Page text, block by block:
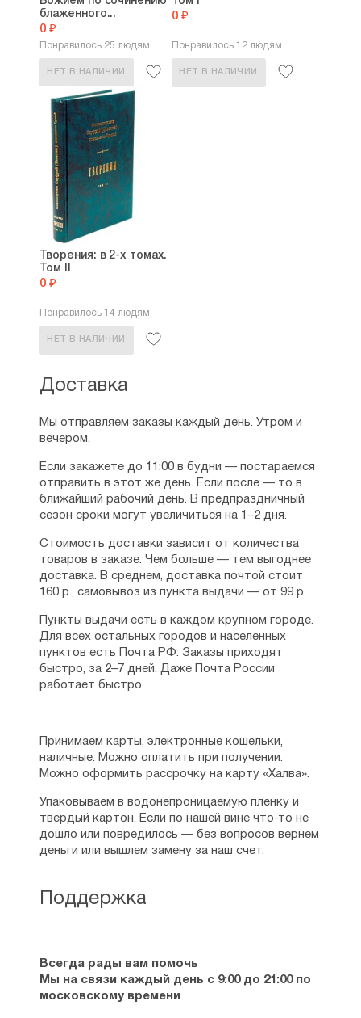
блаженного...
0 ₽
Понравилось 25 людям
НЕТ В НАЛИЧИИ
0 ₽
Понравилось 12 людям
НЕТ В НАЛИЧИИ
Творения: в 2-х томах.
Том II
0 ₽
Понравилось 14 людям
НЕТ В НАЛИЧИИ
Поддержка
Всегда рады вам помочь
Мы на связи каждый день с 9:00 до 21:00 по
московскому времени
Доставка
Мы отправляем заказы каждый день. Утром и
вечером.
Если закажете до 11:00 в будни — постараемся
отправить в этот же день. Если после — то в
ближайший рабочий день. В предпраздничный
сезон сроки могут увеличиться на 1–2 дня.
Стоимость доставки зависит от количества
товаров в заказе. Чем больше — тем выгоднее
доставка. В среднем, доставка почтой стоит
160 р., самовывоз из пункта выдачи — от 99 р.
Пункты выдачи есть в каждом крупном городе.
Для всех остальных городов и населенных
пунктов есть Почта РФ. Заказы приходят
быстро, за 2–7 дней. Даже Почта России
работает быстро.
Принимаем карты, электронные кошельки,
наличные. Можно оплатить при получении.
Можно оформить рассрочку на карту «Халва».
Упаковываем в водонепроницаемую пленку и
твердый картон. Если по нашей вине что-то не
дошло или повредилось — без вопросов вернем
деньги или вышлем замену за наш счет.